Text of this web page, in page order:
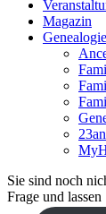
Magazin
Sie sind noch
Frage und